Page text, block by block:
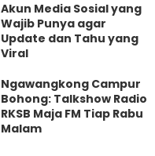
Akun Media Sosial yang
Wajib Punya agar
Update dan Tahu yang
Viral
Ngawangkong Campur
Bohong: Talkshow Radio
RKSB Maja FM Tiap Rabu
Malam